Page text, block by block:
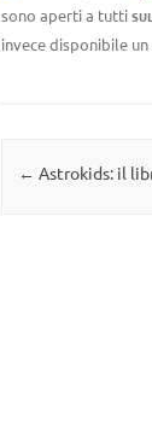
sono aperti a tutti
invece disponibile un
Navigazione
← Astrokids: il